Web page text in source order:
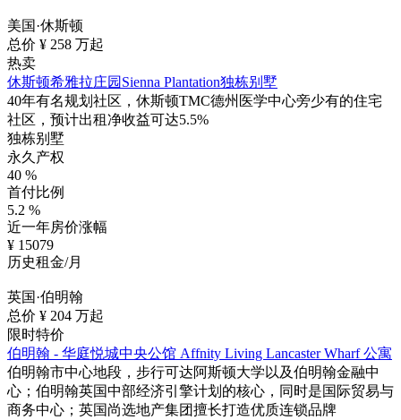
美国·休斯顿
总价 ¥ 258 万起
热卖
休斯顿希雅拉庄园Sienna Plantation独栋别墅
40年有名规划社区，休斯顿TMC德州医学中心旁少有的住宅
社区，预计出租净收益可达5.5%
独栋别墅
永久产权
40 %
首付比例
5.2 %
近一年房价涨幅
¥ 15079
历史租金/月
英国·伯明翰
总价 ¥ 204 万起
限时特价
伯明翰 - 华庭悦城中央公馆 Affnity Living Lancaster Wharf 公寓
伯明翰市中心地段，步行可达阿斯顿大学以及伯明翰金融中
心；伯明翰英国中部经济引擎计划的核心，同时是国际贸易与
商务中心；英国尚选地产集团擅长打造优质连锁品牌